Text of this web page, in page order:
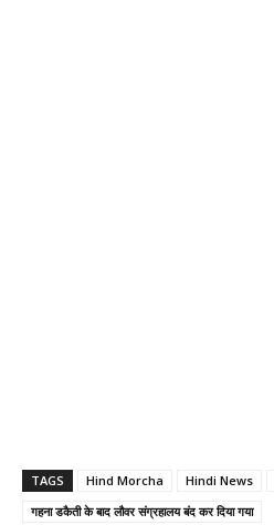
TAGS Hind Morcha Hindi News
गहना डकैती के बाद लौवर संग्रहालय बंद कर दिया गया